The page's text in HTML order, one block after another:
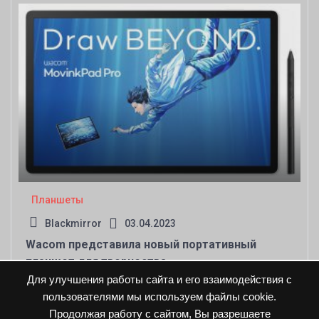
Для улучшения работы сайта и его взаимодействия с
пользователями мы используем файлы cookie.
Продолжая работу с сайтом, Вы разрешаете
Планшеты
Blackmirror 03.04.2023
Wacom представила новый портативный
планшет для творчества